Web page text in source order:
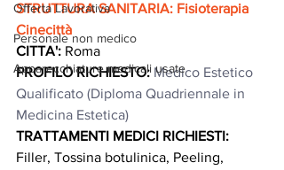
Offerta Lavorativa
Personale non medico
Apparecchiature medicali usate
STRUTTURA SANITARIA: Fisioterapia
Cinecittà
CITTA': Roma
PROFILO RICHIESTO: Medico Estetico
Qualificato (Diploma Quadriennale in
Medicina Estetica)
TRATTAMENTI MEDICI RICHIESTI:
Filler, Tossina botulinica, Peeling,